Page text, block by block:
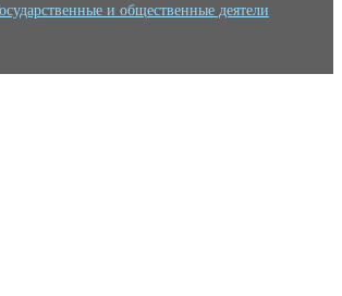
и общественные деятели